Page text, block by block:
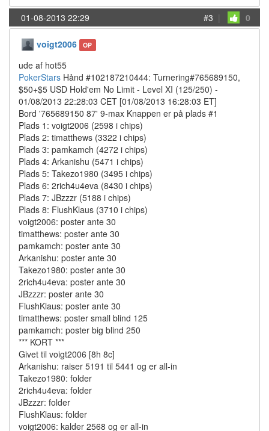
01-08-2013 22:29 #3 | 0
voigt2006 OP
ude af hot55
PokerStars Hånd #102187210444: Turnering#765689150,
$50+$5 USD Hold'em No Limit - Level XI (125/250) -
01/08/2013 22:28:03 CET [01/08/2013 16:28:03 ET]
Bord '765689150 87' 9-max Knappen er på plads #1
Plads 1: voigt2006 (2598 i chips)
Plads 2: timatthews (3322 i chips)
Plads 3: pamkamch (4272 i chips)
Plads 4: Arkanishu (5471 i chips)
Plads 5: Takezo1980 (3495 i chips)
Plads 6: 2rich4u4eva (8430 i chips)
Plads 7: JBzzzr (5188 i chips)
Plads 8: FlushKlaus (3710 i chips)
voigt2006: poster ante 30
timatthews: poster ante 30
pamkamch: poster ante 30
Arkanishu: poster ante 30
Takezo1980: poster ante 30
2rich4u4eva: poster ante 30
JBzzzr: poster ante 30
FlushKlaus: poster ante 30
timatthews: poster small blind 125
pamkamch: poster big blind 250
*** KORT ***
Givet til voigt2006 [8h 8c]
Arkanishu: raiser 5191 til 5441 og er all-in
Takezo1980: folder
2rich4u4eva: folder
JBzzzr: folder
FlushKlaus: folder
voigt2006: kalder 2568 og er all-in